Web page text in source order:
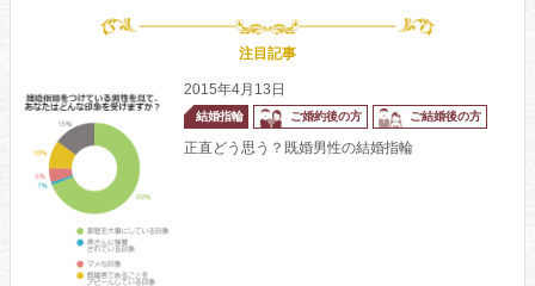
注目記事
2015年4月13日
結婚指輪 ご婚約後の方 ご結婚後の方
正直どう思う？既婚男性の結婚指輪